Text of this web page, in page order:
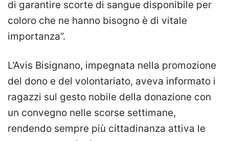
di garantire scorte di sangue disponibile per
coloro che ne hanno bisogno è di vitale
importanza”.
L’Avis Bisignano, impegnata nella promozione
del dono e del volontariato, aveva informato i
ragazzi sul gesto nobile della donazione con
un convegno nelle scorse settimane,
rendendo sempre più cittadinanza attiva le